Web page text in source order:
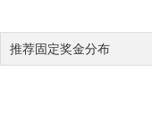
推荐固定奖金分布